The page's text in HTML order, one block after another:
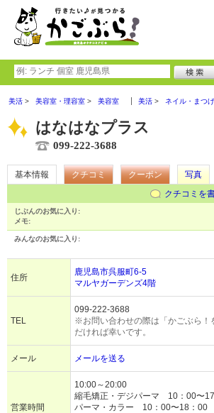
美活 美容室・理容室 美容室 美活 ネイル・まつげ
はなはなプラス
099-222-3688
基本情報 クチコミ クーポン
写真
クチコミを
じぶんのお気に入り:
メモ:
みんなのお気に入り:
住所
鹿児島市呉服町6-5
マルヤガーデンズ4階
TEL
099-222-3688
※お問い合わせの際は「かごぶら！
だければ幸いです。
メール メールを送る
営業時間
10:00～20:00
縮毛矯正・デジパーマ 10：00〜
パーマ・カラー 10：00〜18：00